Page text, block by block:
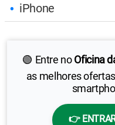
iPhone
🟢 Entre noOficina
as melhores
👉